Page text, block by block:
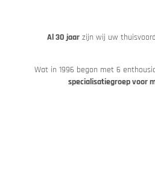
Al 30 jaarzijn wij uw
Wat in 1996 begon met 6
specialisatiegroep voor